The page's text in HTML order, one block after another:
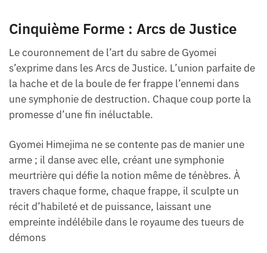
Cinquième Forme : Arcs de Justice
Le couronnement de l’art du sabre de Gyomei
s’exprime dans les Arcs de Justice. L’union parfaite de
la hache et de la boule de fer frappe l’ennemi dans
une symphonie de destruction. Chaque coup porte la
promesse d’une fin inéluctable.
Gyomei Himejima ne se contente pas de manier une
arme ; il danse avec elle, créant une symphonie
meurtrière qui défie la notion même de ténèbres. À
travers chaque forme, chaque frappe, il sculpte un
récit d’habileté et de puissance, laissant une
empreinte indélébile dans le royaume des tueurs de
démons